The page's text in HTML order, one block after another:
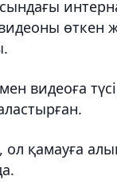
видеоға
ол қамауға